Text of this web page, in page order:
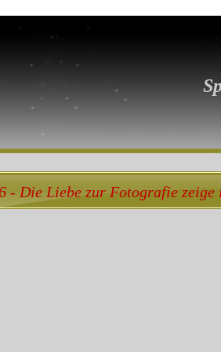
- Die Liebe zur Fotografie zeige